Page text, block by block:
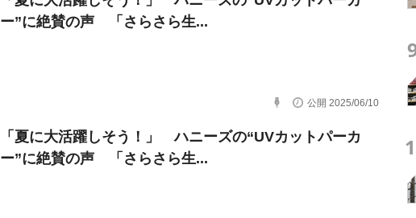
ー”に絶賛の声 「さらさら生...
公開 2025/06/10
「夏に大活躍しそう！」 ハニーズの“UVカットパーカ
ー”に絶賛の声 「さらさら生...